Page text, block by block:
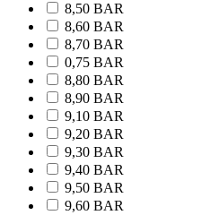
8,50 BAR
8,60 BAR
8,70 BAR
0,75 BAR
8,80 BAR
8,90 BAR
9,10 BAR
9,20 BAR
9,30 BAR
9,40 BAR
9,50 BAR
9,60 BAR